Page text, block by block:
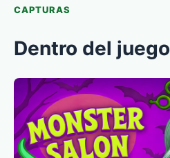
CAPTURAS
Dentro del juego